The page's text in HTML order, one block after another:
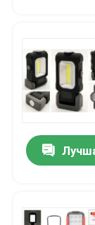
Свет
Свет